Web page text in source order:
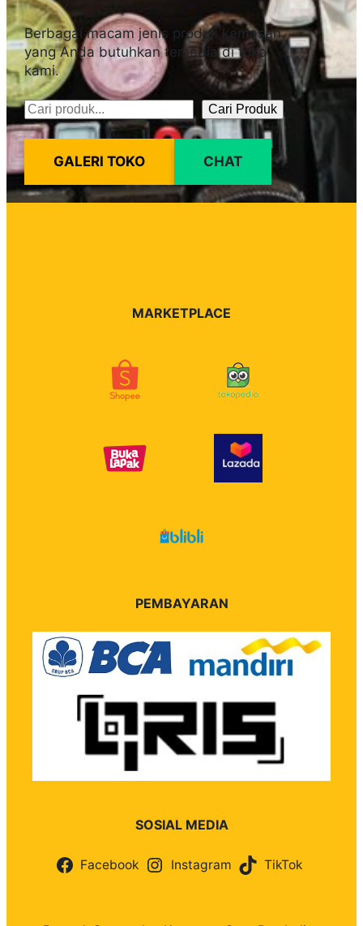
Berbagai macam jenis produk kemasan
yang Anda butuhkan tersedia di toko
kami.
Pencarian Cari Produk
GALERI TOKO CHAT
MARKETPLACE
PEMBAYARAN
SOSIAL MEDIA
Facebook Instagram TikTok